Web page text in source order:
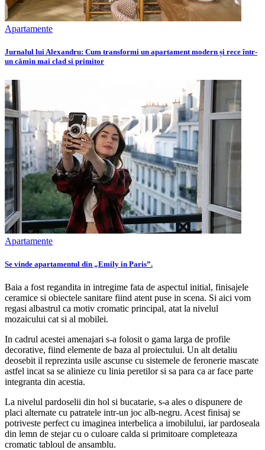
Apartamente
Jurnalul lui Alexandru: Cum transformi un apartament modern și rece într-
un cămin mai clad si primitor
Apartamente
Se vinde apartamentul din „Emily in Paris”.
Baia a fost regandita in intregime fata de aspectul initial, finisajele
ceramice si obiectele sanitare fiind atent puse in scena. Si aici vom
regasi albastrul ca motiv cromatic principal, atat la nivelul
mozaicului cat si al mobilei.
In cadrul acestei amenajari s-a folosit o gama larga de profile
decorative, fiind elemente de baza al proiectului. Un alt detaliu
deosebit il reprezinta usile ascunse cu sistemele de feronerie mascate
astfel incat sa se alinieze cu linia peretilor si sa para ca ar face parte
integranta din acestia.
La nivelul pardoselii din hol si bucatarie, s-a ales o dispunere de
placi alternate cu patratele intr-un joc alb-negru. Acest finisaj se
potriveste perfect cu imaginea interbelica a imobilului, iar pardoseala
din lemn de stejar cu o culoare calda si primitoare completeaza
cromatic tabloul de ansamblu.